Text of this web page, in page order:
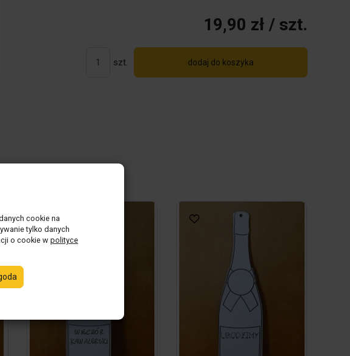
19,90 zł / szt.
szt. dodaj do koszyka
cookie na
tylko danych
o cookie wpolityce